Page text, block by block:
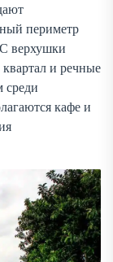
периметр
верхушки
и речные
среди
кафе и